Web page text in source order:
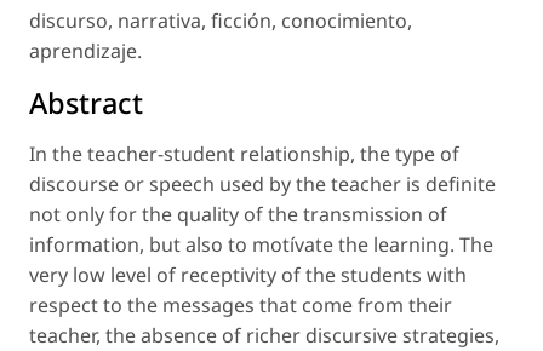
discurso, narrativa, ficción, conocimiento,
aprendizaje.
Abstract
In the teacher-student relationship, the type of
discourse or speech used by the teacher is definite
not only for the quality of the transmission of
information, but also to motívate the learning. The
very low level of receptivity of the students with
respect to the messages that come from their
teacher, the absence of richer discursive strategies,